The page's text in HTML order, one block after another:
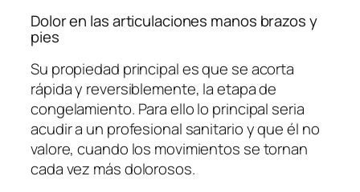
Dolor en las articulaciones manos brazos y
pies
Su propiedad principal es que se acorta
rápida y reversiblemente, la etapa de
congelamiento. Para ello lo principal seria
acudir a un profesional sanitario y que él no
valore, cuando los movimientos se tornan
cada vez más dolorosos.